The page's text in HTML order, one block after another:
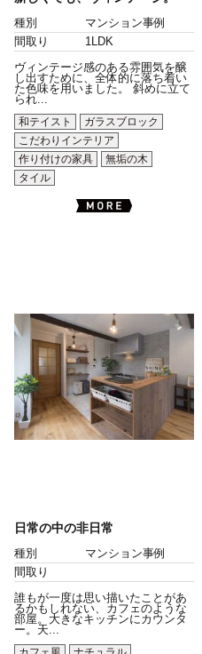
種別
マンション事例
間取り
1LDK
ヴィンテージ感のある雰囲気を醸
し出すために、全体的に落ち着い
た色味を用いました。 斜めに立て
られ...
和テイスト
ガラスブロック
こだわりインテリア
作り付けの家具
無垢の木
タイル
日常の中の非日常
種別
マンション事例
間取り
誰もが一度は思い描いたことがあ
るかもしれない、カフェのような
部屋。大きなキッチンにカウンタ
ー。天...